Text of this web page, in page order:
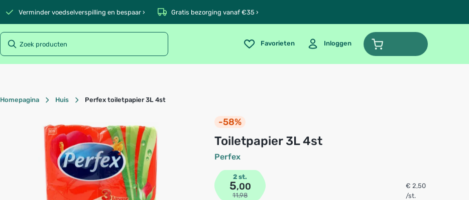
Verminder voedselverspilling en bespaar › Gratis bezorging vanaf €35 ›
Favorieten Inloggen
Homepagina Huis Perfex toiletpapier 3L 4st
-58%
toiletpapier 3L 4st
Perfex
2 st.
5,00
11,98
€ 2,50
/st.